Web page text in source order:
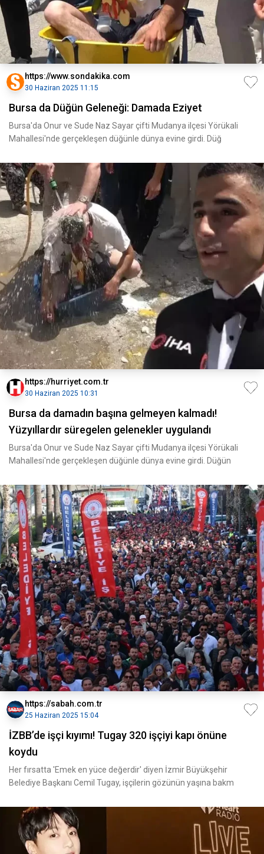
https://www.sondakika.com
30 Haziran 2025 11:15
Bursa da Düğün Geleneği: Damada Eziyet
Bursa'da Onur ve Sude Naz Sayar çifti Mudanya ilçesi Yörükali
Mahallesi'nde gerçekleşen düğünle dünya evine girdi. Düğ
https://hurriyet.com.tr
30 Haziran 2025 10:31
Bursa da damadın başına gelmeyen kalmadı!
Yüzyıllardır süregelen gelenekler uygulandı
Bursa'da Onur ve Sude Naz Sayar çifti Mudanya ilçesi Yörükali
Mahallesi'nde gerçekleşen düğünle dünya evine girdi. Düğün
https://sabah.com.tr
25 Haziran 2025 15:04
İZBB’de işçi kıyımı! Tugay 320 işçiyi kapı önüne
koydu
Her fırsatta 'Emek en yüce değerdir' diyen İzmir Büyükşehir
Belediye Başkanı Cemil Tugay, işçilerin gözünün yaşına bakm